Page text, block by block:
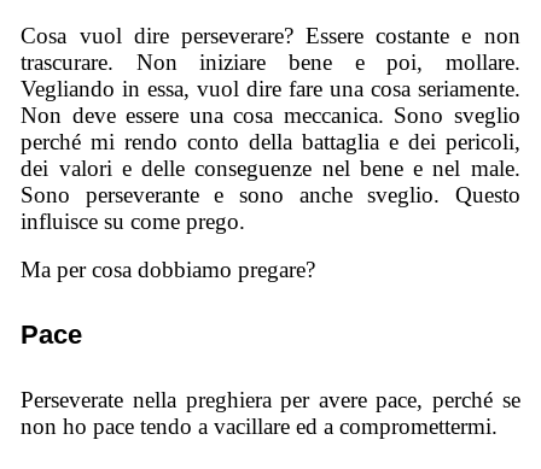
Cosa vuol dire perseverare? Essere costante e non
trascurare. Non iniziare bene e poi, mollare.
Vegliando in essa, vuol dire fare una cosa seriamente.
Non deve essere una cosa meccanica. Sono sveglio
perché mi rendo conto della battaglia e dei pericoli,
dei valori e delle conseguenze nel bene e nel male.
Sono perseverante e sono anche sveglio. Questo
influisce su come prego.
Ma per cosa dobbiamo pregare?
Pace
Perseverate nella preghiera per avere pace, perché se
non ho pace tendo a vacillare ed a compromettermi.